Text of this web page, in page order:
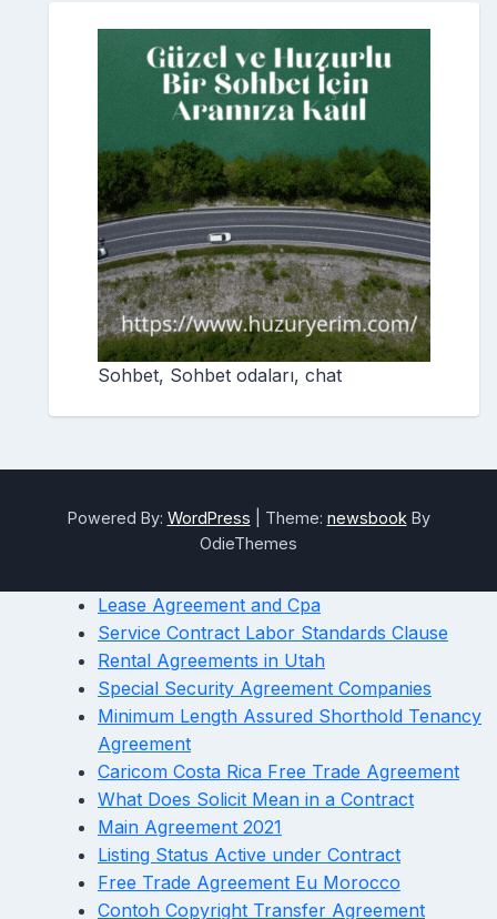
Sohbet, Sohbet odaları, chat
Powered By: WordPress Theme: newsbook By
OdieThemes
Lease Agreement and Cpa
Service Contract Labor Standards Clause
Rental Agreements in Utah
Special Security Agreement Companies
Minimum Length Assured Shorthold Tenancy
Agreement
Caricom Costa Rica Free Trade Agreement
What Does Solicit Mean in a Contract
Main Agreement 2021
Listing Status Active under Contract
Free Trade Agreement Eu Morocco
Contoh Copyright Transfer Agreement